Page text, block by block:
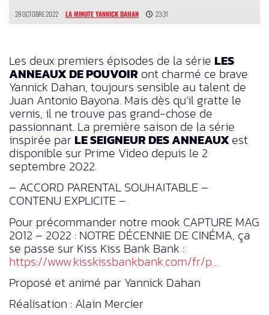
28 OCTOBRE 2022 LA MINUTE YANNICK DAHAN 23:31
Les deux premiers épisodes de la série LES
ANNEAUX DE POUVOIR ont charmé ce brave
Yannick Dahan, toujours sensible au talent de
Juan Antonio Bayona. Mais dès qu’il gratte le
vernis, il ne trouve pas grand-chose de
passionnant. La première saison de la série
inspirée parLE SEIGNEUR DES ANNEAUXest
disponible sur Prime Video depuis le 2
septembre 2022.
– ACCORD PARENTAL SOUHAITABLE –
CONTENU EXPLICITE –
Pour précommander notre mook CAPTURE MAG
2012 – 2022 : NOTRE DÉCENNIE DE CINÉMA, ça
se passe sur Kiss Kiss Bank Bank :
https://www.kisskissbankbank.com/fr/p…
Proposé et animé par Yannick Dahan
Réalisation : Alain Mercier